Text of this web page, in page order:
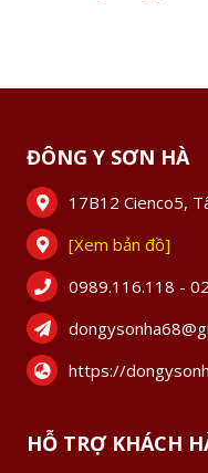
ĐÔNG Y SƠN HÀ
17B12 Cienco5,
[Xem bản đồ]
0989.116.118 -
https://
HỖ TRỢ KHÁCH